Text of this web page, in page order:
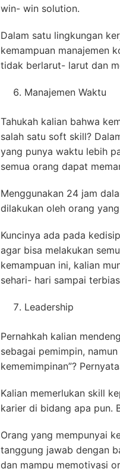
win- win solution.
Dalam satu lingkungan
kemampuan manajemen
tidak berlarut- larut dan
Manajemen Waktu
Tahukah kalian bahwa
salah satu soft skill?
yang punya waktu lebih
semua orang dapat
Menggunakan 24 jam
dilakukan oleh orang
Kuncinya ada pada
agar bisa melakukan
kemampuan ini, kalian
sehari- hari sampai
Leadership
Pernahkah kalian
sebagai pemimpin,
kememimpinan”?
Kalian memerlukan skill
karier di bidang apa pun.
Orang yang mempunyai
tanggung jawab dengan
dan mampu memotivasi